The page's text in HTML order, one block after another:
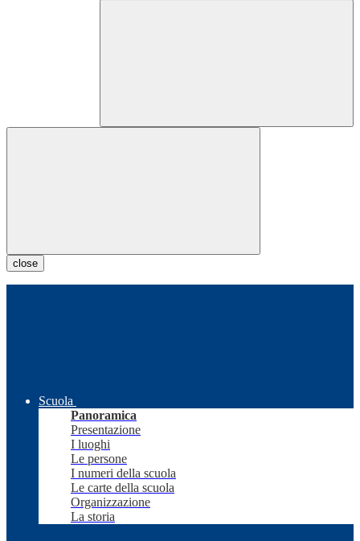
close
Scuola
Panoramica
Presentazione
I luoghi
Le persone
I numeri della scuola
Le carte della scuola
Organizzazione
La storia